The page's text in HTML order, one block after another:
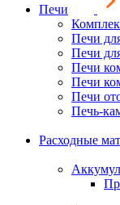
Печи
Печи
Печи
Печи
Печи
Печи
Печь-
Расходные